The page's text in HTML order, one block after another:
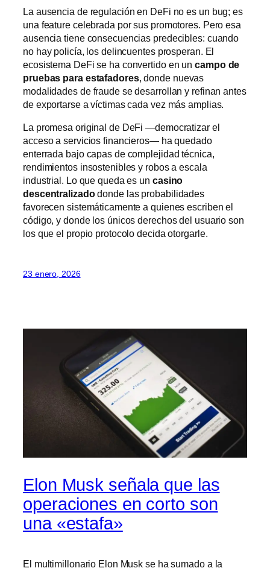
La ausencia de regulación en DeFi no es un bug; es
una feature celebrada por sus promotores. Pero esa
ausencia tiene consecuencias predecibles: cuando
no hay policía, los delincuentes prosperan. El
ecosistema DeFi se ha convertido en uncampo de
pruebas para estafadores, donde nuevas
modalidades de fraude se desarrollan y refinan antes
de exportarse a víctimas cada vez más amplias.
La promesa original de DeFi —democratizar el
acceso a servicios financieros— ha quedado
enterrada bajo capas de complejidad técnica,
rendimientos insostenibles y robos a escala
industrial. Lo que queda es un casino
descentralizadodonde las probabilidades
favorecen sistemáticamente a quienes escriben el
código, y donde los únicos derechos del usuario son
los que el propio protocolo decida otorgarle.
23 enero, 2026
Elon Musk señala que las
operaciones en corto son
una «estafa»
El multimillonario Elon Musk se ha sumado a la